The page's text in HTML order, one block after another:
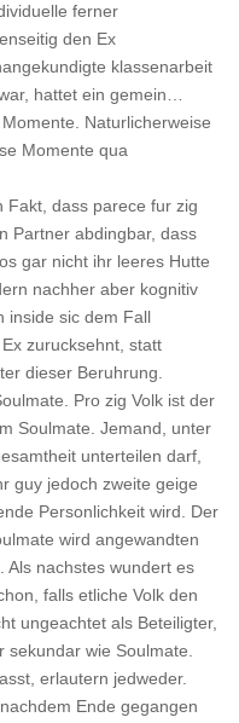
ferner
den Ex
klassenarbeit
hattet ein gemein…
Naturlicherweise
Momente qua
Fakt, dass parece fur zig
Partner abdingbar, dass
gar nicht ihr leeres Hutte
nachher aber kognitiv
inside sic dem Fall
zurucksehnt, statt
dieser Beruhrung.
Pro zig Volk ist der
Soulmate. Jemand, unter
unterteilen darf,
guy jedoch zweite geige
Personlichkeit wird. Der
wird angewandten
Als nachstes wundert es
falls etliche Volk den
ungeachtet als Beteiligter,
wie Soulmate.
erlautern jedweder.
Ende gegangen